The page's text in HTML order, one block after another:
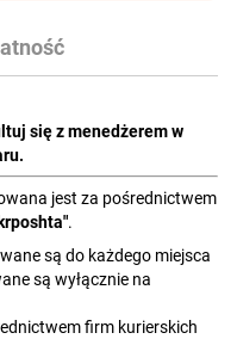
się z menedżerem w
jest za pośrednictwem
.
są do każdego miejsca
są wyłącznie na
firm kurierskich